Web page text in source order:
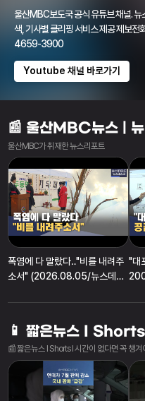
울산MBC보도국 공식 유튜브 채널. 뉴
색, 기사별 클리핑 서비스 제공 제보
4659-3900
Youtube 채널 바로가기
📰 울산MBC뉴스 |
울산MBC가 취재한 뉴스리포트
폭염에 다 말랐다‥"비를 내려주
소서" (2026.08.05/뉴스데스
"대
📱 짧은뉴스 I Shorts
📰 짧은뉴스 I Shorts I 시간이 없다면 꼭 챙겨